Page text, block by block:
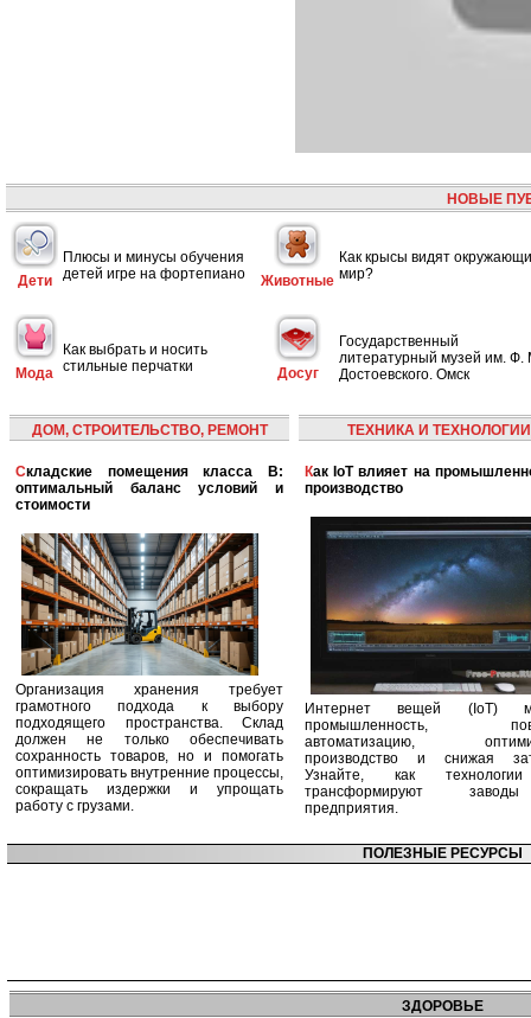
НОВЫЕ
Дети
Плюсы и минусы обучения
детей игре на фортепиано
Животные
Как крысы видят
мир?
Мода
Как выбрать и носить
стильные перчатки
Досуг
Государственный
литературный музей им. Ф.
Достоевского. Омск
ДОМ, СТРОИТЕЛЬСТВО, РЕМОНТ
Складские помещения класса B:
оптимальный баланс условий и
стоимости
Организация хранения требует
грамотного подхода к выбору
подходящего пространства. Склад
должен не только обеспечивать
сохранность товаров, но и помогать
оптимизировать внутренние процессы,
сокращать издержки и упрощать
работу с грузами.
ТЕХНИКА И ТЕХНОЛОГИИ
Как IoT влияет на промышленность и
производство
Интернет вещей (IoT)
промышленность,
автоматизацию,
производство и снижая
Узнайте, как
трансформируют
предприятия.
ПОЛЕЗНЫЕ РЕСУРСЫ
ЗДОРОВЬЕ